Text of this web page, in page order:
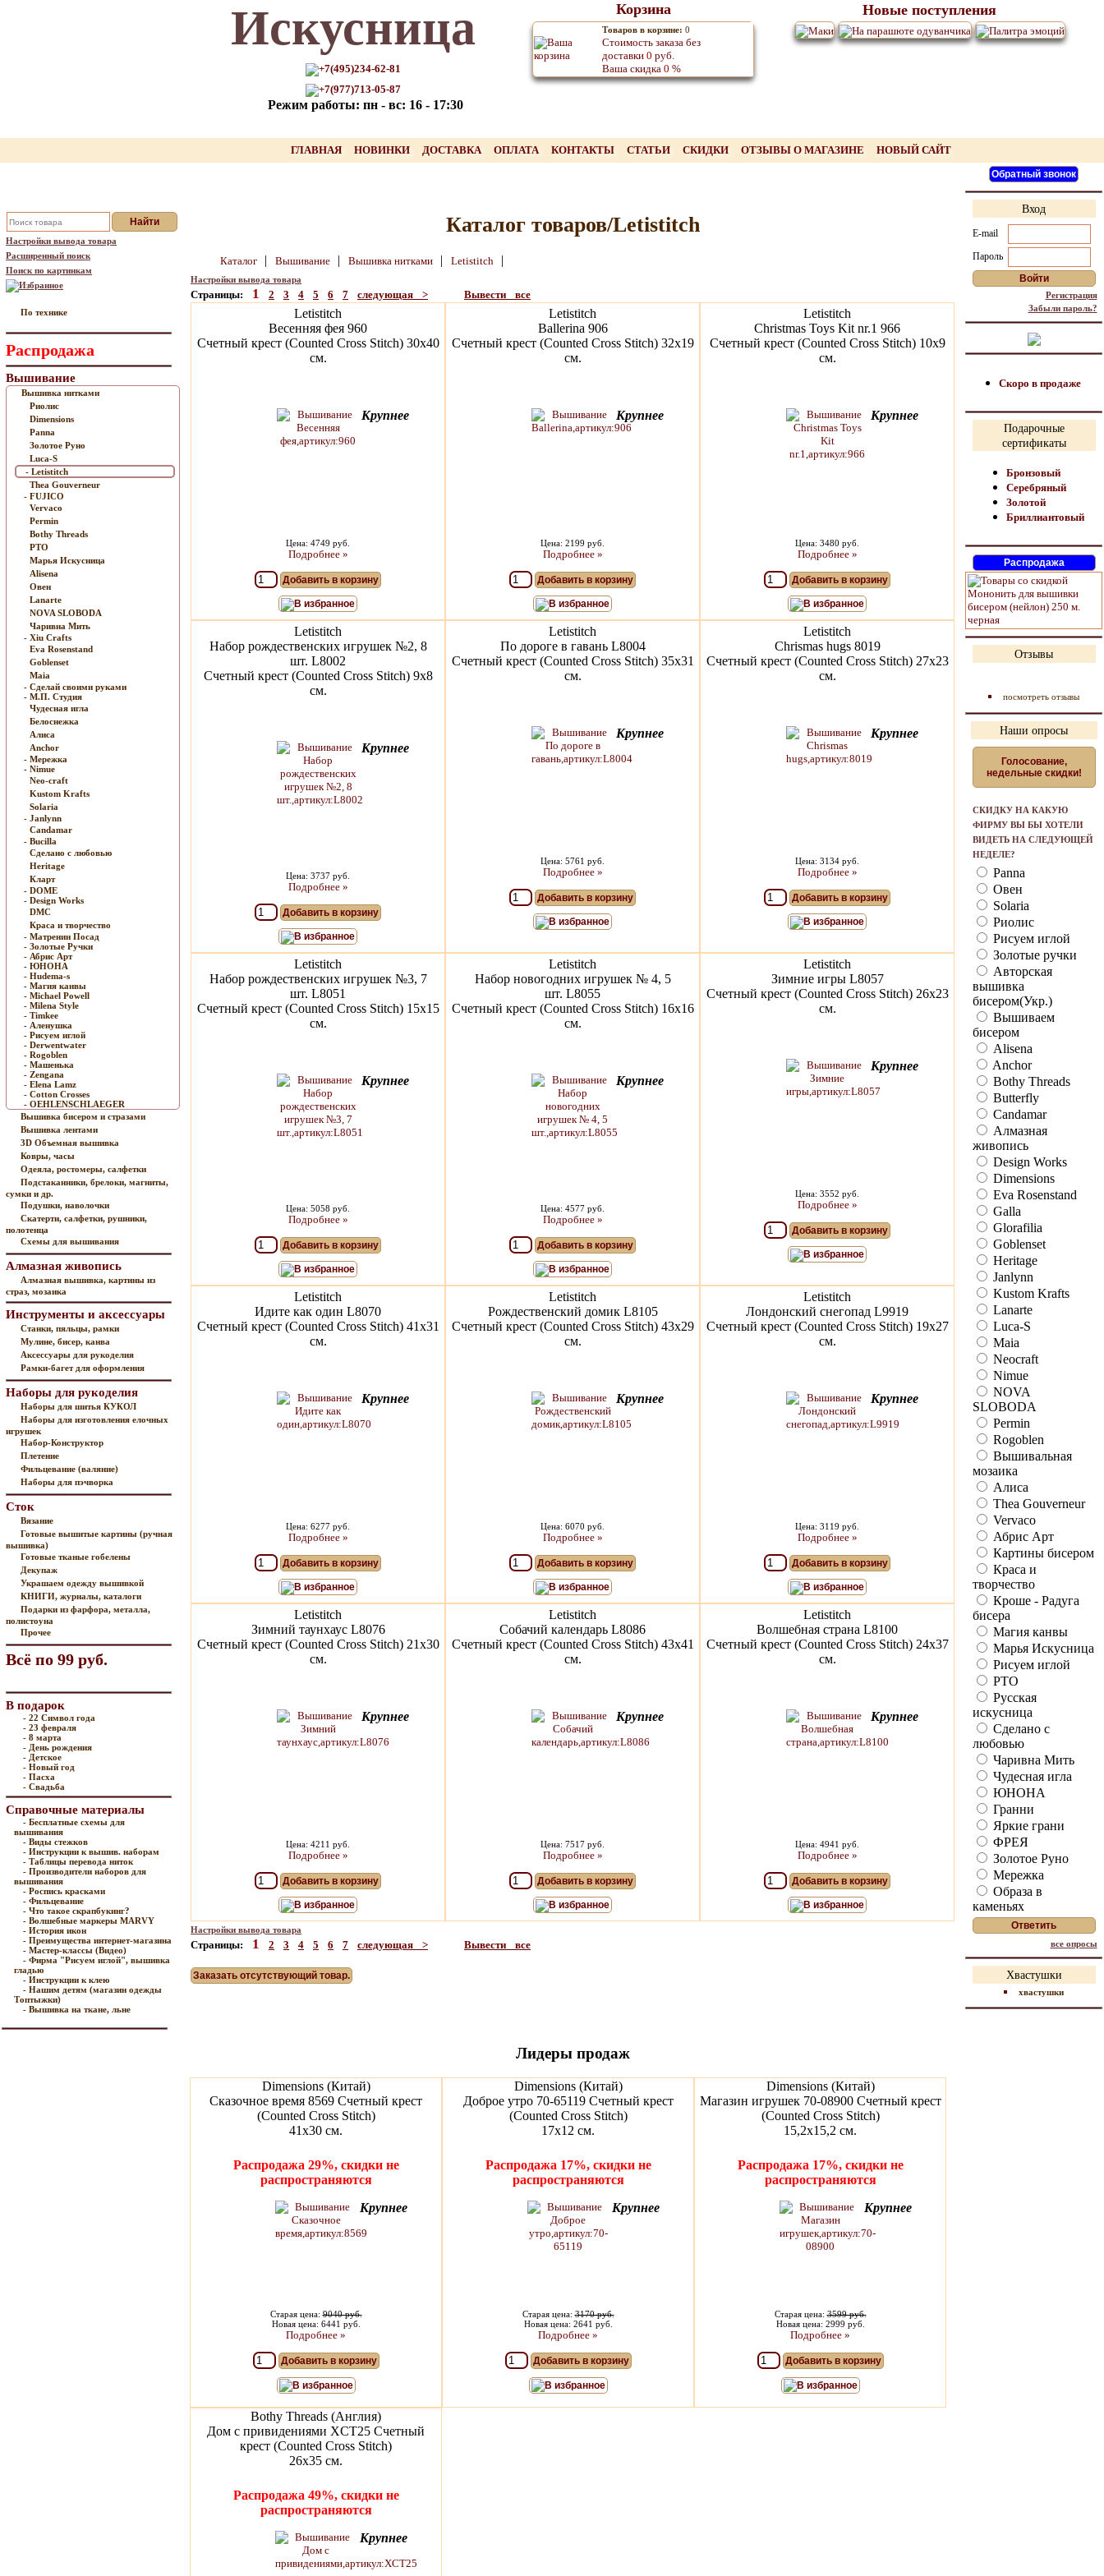
Только для Вас промокод на
Отправить
Искусница
+7(495)234-62-81
+7(977)713-05-87
Режим работы: пн - вс: 16 - 17:30
Корзина
Товаров в корзине: 0
Стоимость заказа без
доставки 0 руб.
Ваша скидка 0 %
Новые поступления
ГЛАВНАЯ НОВИНКИ ДОСТАВКА ОПЛАТА КОНТАКТЫ СТАТЬИ СКИДКИ ОТЗЫВЫ О МАГАЗИНЕ НОВЫЙ САЙТ
Настройки вывода товара
Расширенный поиск
Поиск по картинкам
Избранное
По технике
Распродажа
Вышивание
Вышивка нитками
Риолис
Dimensions
Panna
Золотое Руно
Luca-S
- Letistitch
Thea Gouverneur
- FUJICO
Vervaco
Permin
Bothy Threads
РТО
Марья Искусница
Alisena
Овен
Lanarte
NOVA SLOBODA
Чаривна Мить
- Xiu Crafts
Eva Rosenstand
Goblenset
Maia
- Сделай своими руками
- М.П. Студия
Чудесная игла
Белоснежка
Алиса
Anchor
- Мережка
- Nimue
Neo-craft
Kustom Krafts
Solaria
- Janlynn
Candamar
- Bucilla
Сделано с любовью
Heritage
Кларт
- DOME
- Design Works
DMC
Краса и творчество
- Матренин Посад
- Золотые Ручки
- Абрис Арт
- ЮНОНА
- Hudema-s
- Магия канвы
- Michael Powell
- Milena Style
- Timkee
- Аленушка
- Рисуем иглой
- Derwentwater
- Rogoblen
- Машенька
- Zengana
- Elena Lamz
- Cotton Crosses
- OEHLENSCHLAEGER
Вышивка бисером и стразами
Вышивка лентами
3D Объемная вышивка
Ковры, часы
Одеяла, ростомеры, салфетки
Подстаканники, брелоки, магниты,
сумки и др.
Подушки, наволочки
Скатерти, салфетки, рушники,
полотенца
Схемы для вышивания
Алмазная живопись
Алмазная вышивка, картины из
страз, мозаика
Инструменты и аксессуары
Станки, пяльцы, рамки
Мулине, бисер, канва
Аксессуары для рукоделия
Рамки-багет для оформления
Наборы для рукоделия
Наборы для шитья КУКОЛ
Наборы для изготовления елочных
игрушек
Набор-Конструктор
Плетение
Фильцевание (валяние)
Наборы для пэчворка
Сток
Вязание
Готовые вышитые картины (ручная
вышивка)
Готовые тканые гобелены
Декупаж
Украшаем одежду вышивкой
КНИГИ, журналы, каталоги
Подарки из фарфора, металла,
полистоуна
Прочее
Всё по 99 руб.
В подарок
- 22 Символ года
- 23 февраля
- 8 марта
- День рождения
- Детское
- Новый год
- Пасха
- Свадьба
Справочные материалы
- Бесплатные схемы для
вышивания
- Виды стежков
- Инструкции к вышив. наборам
- Таблицы перевода ниток
- Производители наборов для
вышивания
- Роспись красками
- Фильцевание
- Что такое скрапбукинг?
- Волшебные маркеры MARVY
- История икон
- Преимущества интернет-магазина
- Мастер-классы (Видео)
- Фирма "Рисуем иглой", вышивка
гладью
- Инструкции к клею
- Нашим детям (магазин одежды
Топтыжки)
- Вышивка на ткане, льне
Каталог товаров/Letistitch
Каталог | Вышивание | Вышивка нитками | Letistitch |
Настройки вывода товара
Страницы: 1 2 3 4 5 6 7 следующая > Вывести все
Letistitch
Весенняя фея 960
Счетный крест (Counted Cross Stitch) 30x40
см.
Крупнее
Цена: 4749 руб.
Подробнее »
Добавить в корзину
В избранное
Letistitch
Ballerina 906
Счетный крест (Counted Cross Stitch) 32х19
см.
Крупнее
Цена: 2199 руб.
Подробнее »
Добавить в корзину
В избранное
Letistitch
Christmas Toys Kit nr.1 966
Счетный крест (Counted Cross Stitch) 10x9
см.
Крупнее
Цена: 3480 руб.
Подробнее »
Добавить в корзину
В избранное
Letistitch
Набор рождественских игрушек №2, 8
шт. L8002
Счетный крест (Counted Cross Stitch) 9х8
см.
Крупнее
Цена: 3737 руб.
Подробнее »
Добавить в корзину
В избранное
Letistitch
По дороге в гавань L8004
Счетный крест (Counted Cross Stitch) 35х31
см.
Крупнее
Цена: 5761 руб.
Подробнее »
Добавить в корзину
В избранное
Letistitch
Chrismas hugs 8019
Счетный крест (Counted Cross Stitch) 27х23
см.
Крупнее
Цена: 3134 руб.
Подробнее »
Добавить в корзину
В избранное
Letistitch
Набор рождественских игрушек №3, 7
шт. L8051
Счетный крест (Counted Cross Stitch) 15x15
см.
Крупнее
Цена: 5058 руб.
Подробнее »
Добавить в корзину
В избранное
Letistitch
Набор новогодних игрушек № 4, 5
шт. L8055
Счетный крест (Counted Cross Stitch) 16x16
см.
Крупнее
Цена: 4577 руб.
Подробнее »
Добавить в корзину
В избранное
Letistitch
Зимние игры L8057
Счетный крест (Counted Cross Stitch) 26x23
см.
Крупнее
Цена: 3552 руб.
Подробнее »
Добавить в корзину
В избранное
Letistitch
Идите как один L8070
Счетный крест (Counted Cross Stitch) 41x31
см.
Крупнее
Цена: 6277 руб.
Подробнее »
Добавить в корзину
В избранное
Letistitch
Рождественский домик L8105
Счетный крест (Counted Cross Stitch) 43x29
см.
Крупнее
Цена: 6070 руб.
Подробнее »
Добавить в корзину
В избранное
Letistitch
Лондонский снегопад L9919
Счетный крест (Counted Cross Stitch) 19x27
см.
Крупнее
Цена: 3119 руб.
Подробнее »
Добавить в корзину
В избранное
Letistitch
Зимний таунхаус L8076
Счетный крест (Counted Cross Stitch) 21x30
см.
Крупнее
Цена: 4211 руб.
Подробнее »
Добавить в корзину
В избранное
Letistitch
Собачий календарь L8086
Счетный крест (Counted Cross Stitch) 43x41
см.
Крупнее
Цена: 7517 руб.
Подробнее »
Добавить в корзину
В избранное
Letistitch
Волшебная страна L8100
Счетный крест (Counted Cross Stitch) 24x37
см.
Крупнее
Цена: 4941 руб.
Подробнее »
Добавить в корзину
В избранное
Настройки вывода товара
Страницы: 1 2 3 4 5 6 7 следующая > Вывести все
Заказать отсутствующий товар.
Лидеры продаж
Dimensions (Китай)
Сказочное время 8569 Счетный крест
(Counted Cross Stitch)
41х30 см.
Распродажа 29%, скидки не
распространяются
Крупнее
Старая цена:9040 руб.
Новая цена: 6441 руб.
Подробнее »
Добавить в корзину
В избранное
Dimensions (Китай)
Доброе утро 70-65119 Счетный крест
(Counted Cross Stitch)
17х12 см.
Распродажа 17%, скидки не
распространяются
Крупнее
Старая цена:3170 руб.
Новая цена: 2641 руб.
Подробнее »
Добавить в корзину
В избранное
Dimensions (Китай)
Магазин игрушек 70-08900 Счетный крест
(Counted Cross Stitch)
15,2x15,2 см.
Распродажа 17%, скидки не
распространяются
Крупнее
Старая цена:3599 руб.
Новая цена: 2999 руб.
Подробнее »
Добавить в корзину
В избранное
Bothy Threads (Англия)
Дом с привидениями XCT25 Счетный
крест (Counted Cross Stitch)
26х35 см.
Распродажа 49%, скидки не
распространяются
Крупнее
Вход
E-mail
Пароль
Регистрация
Забыли пароль?
Скоро в продаже
Подарочные
сертификаты
Бронзовый
Серебряный
Золотой
Бриллиантовый
Отзывы
посмотреть отзывы
Наши опросы
Голосование,
недельные скидки!
СКИДКУ НА КАКУЮ
ФИРМУ ВЫ БЫ ХОТЕЛИ
ВИДЕТЬ НА СЛЕДУЮЩЕЙ
НЕДЕЛЕ?
Panna
Овен
Solaria
Риолис
Рисуем иглой
Золотые ручки
Авторская
вышивка
бисером(Укр.)
Вышиваем
бисером
Alisena
Anchor
Bothy Threads
Butterfly
Candamar
Алмазная
живопись
Design Works
Dimensions
Eva Rosenstand
Galla
Glorafilia
Goblenset
Heritage
Janlynn
Kustom Krafts
Lanarte
Luca-S
Maia
Neocraft
Nimue
NOVA
SLOBODA
Permin
Rogoblen
Вышивальная
мозаика
Алиса
Thea Gouverneur
Vervaco
Абрис Арт
Картины бисером
Краса и
творчество
Кроше - Радуга
бисера
Магия канвы
Марья Искусница
Рисуем иглой
РТО
Русская
искусница
Сделано с
любовью
Чаривна Мить
Чудесная игла
ЮНОНА
Гранни
Яркие грани
ФРЕЯ
Золотое Руно
Мережка
Образа в
каменьях
все опросы
Хвастушки
хвастушки